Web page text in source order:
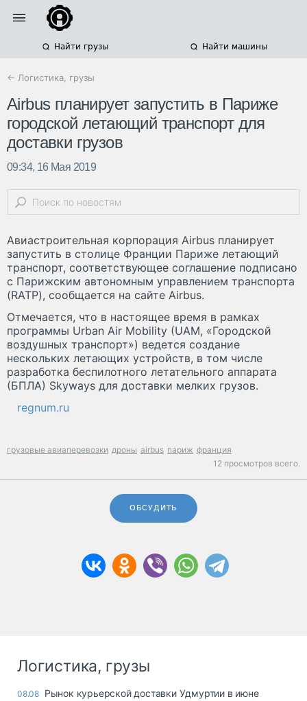
Найти грузы Найти машины
← Логистика, грузы
Airbus планирует запустить в Париже
городской летающий транспорт для
доставки грузов
09:34, 16 Мая 2019
Авиастроительная корпорация Airbus планирует
запустить в столице Франции Париже летающий
транспорт, соответствующее соглашение подписано
с Парижским автономным управлением транспорта
(RATP), сообщается на сайте Airbus.
Отмечается, что в настоящее время в рамках
программы Urban Air Mobility (UAM, «Городской
воздушных транспорт») ведется создание
нескольких летающих устройств, в том числе
разработка беспилотного летательного аппарата
(БПЛА) Skyways для доставки мелких грузов.
regnum.ru
грузовые авиаперевозки дроны airbus париж франция
12 просмотров всего.
ОБСУДИТЬ
Логистика, грузы
08.08 Рынок курьерской доставки Удмуртии в июне